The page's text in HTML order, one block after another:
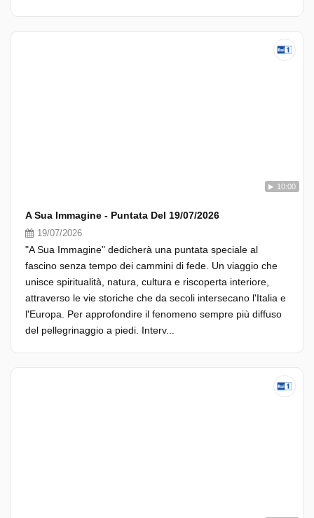
10:00
A Sua Immagine - Puntata Del 19/07/2026
19/07/2026
"A Sua Immagine" dedicherà una puntata speciale al
fascino senza tempo dei cammini di fede. Un viaggio che
unisce spiritualità, natura, cultura e riscoperta interiore,
attraverso le vie storiche che da secoli intersecano l'Italia e
l'Europa. Per approfondire il fenomeno sempre più diffuso
del pellegrinaggio a piedi. Interv...